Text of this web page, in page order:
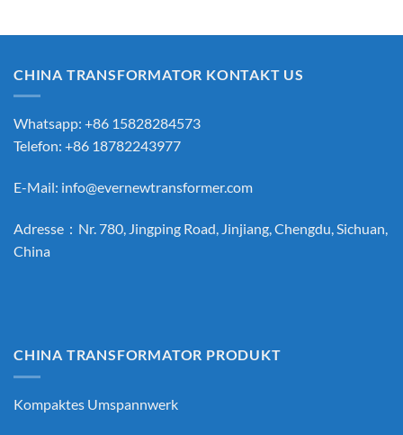
CHINA TRANSFORMATOR KONTAKT US
Whatsapp: +86 15828284573
Telefon: +86 18782243977
E-Mail: info@evernewtransformer.com
Adresse：Nr. 780, Jingping Road, Jinjiang, Chengdu, Sichuan,
China
CHINA TRANSFORMATOR PRODUKT
Kompaktes Umspannwerk